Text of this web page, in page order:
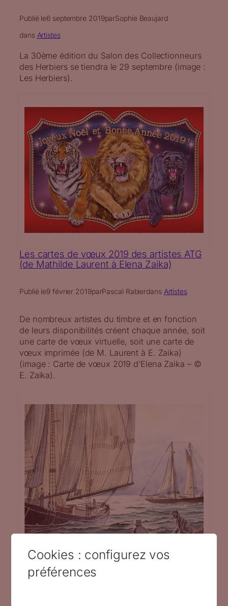
Publié le6 septembre 2019parSophie Beaujard
dans Artistes
La 30ème édition du Salon des Collectionneurs
des Herbiers se tiendra le 29 septembre (image :
Les Herbiers).
Les cartes de vœux 2019 des artistes ATG
(de Mathilde Laurent à Elena Zaika)
Publié le9 février 2019parPascal Rabierdans Artistes
De nombreux artistes du timbre et en fonction
de leurs disponibilités créent chaque année, soit
une carte de vœux virtuelle, soit une carte de
vœux imprimée (de M. Laurent à E. Zaika)
(image : Carte de vœux 2019 d’Elena Zaika – ©
E. Zaika).
Cookies : configurez vos
préférences